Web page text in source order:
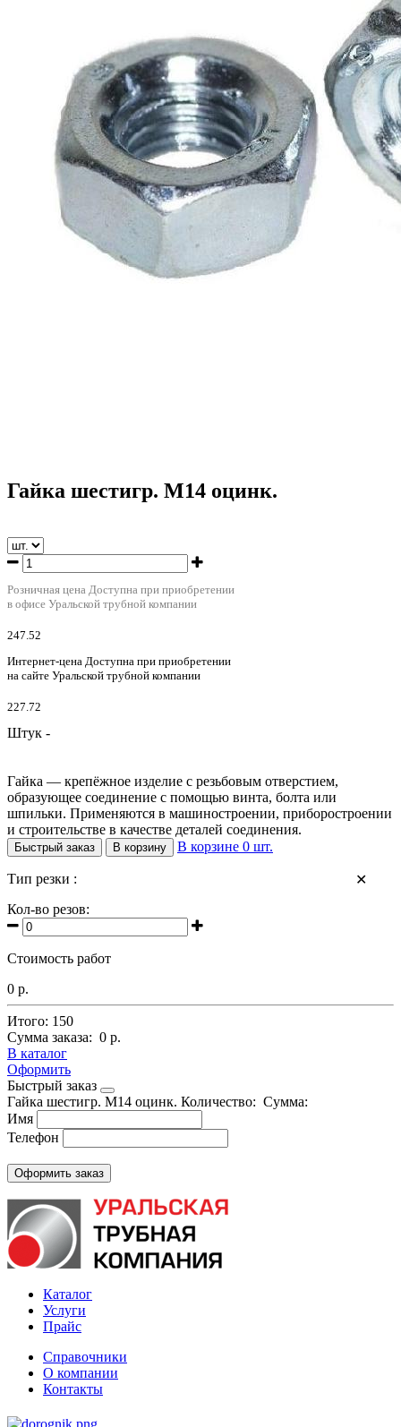
Гайка шестигр. М14 оцинк.
Розничная цена Доступна при приобретении
в офисе Уральской трубной компании
247.52
Интернет-цена Доступна при приобретении
на сайте Уральской трубной компании
227.72
Штук -
Гайка — крепёжное изделие с резьбовым отверстием,
образующее соединение с помощью винта, болта или
шпильки. Применяются в машиностроении, приборостроении
и строительстве в качестве деталей соединения.
Быстрый заказ В корзину В корзине 0 шт.
✕
Тип резки :
Кол-во резов:
Стоимость работ
0 р.
Итого: 150
Сумма заказа: 0 р.
В каталог
Оформить
Быстрый заказ
Гайка шестигр. М14 оцинк. Количество: Сумма:
Имя
Телефон
Каталог
Услуги
Прайс
Справочники
О компании
Контакты